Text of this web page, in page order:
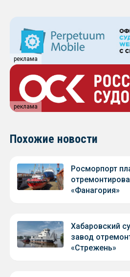
реклама
реклама
Похожие новости
Росморпорт
«Фанагория»
Хабаровский
завод
«Стрежень»